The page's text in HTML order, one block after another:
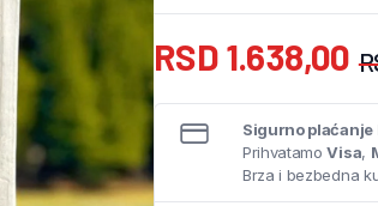
RSD1.638,00
Sigurno plaćanje
PrihvatamoVisa,
Brza i bezbedna